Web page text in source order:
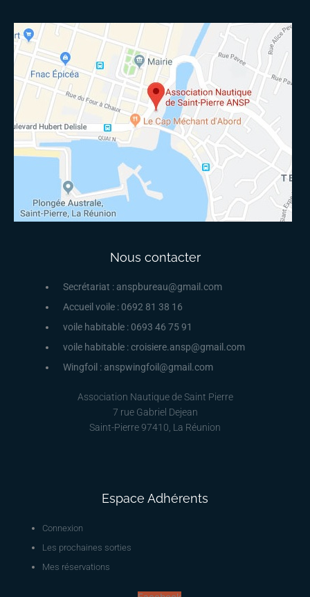
Nous contacter
Secrétariat : anspbureau@gmail.com
Accueil voile : 0692 81 38 16
voile habitable : 0693 46 75 91
voile habitable : croisiere.ansp@gmail.com
Wingfoil : anspwingfoil@gmail.com
Association Nautique de Saint Pierre
7 rue Gabriel Dejean
Saint-Pierre 97410, La Réunion
Espace Adhérents
Connexion
Les prochaines sorties
Mes réservations